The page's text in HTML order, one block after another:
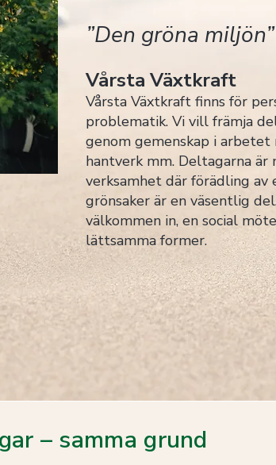
”Den gröna miljön”
Vårsta Växtkraft
Vårsta Växtkraft finns för
problematik. Vi vill främja
genom gemenskap i
hantverk mm. Deltagarna är
verksamhet där förädling av
grönsaker är en väsentlig
välkommen in, en social
lättsamma former.
– samma grund